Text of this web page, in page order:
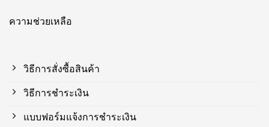
ความช่วยเหลือ
วิธีการสั่งซื้อสินค้า
วิธีการชำระเงิน
แบบฟอร์มแจ้งการชำระเงิน